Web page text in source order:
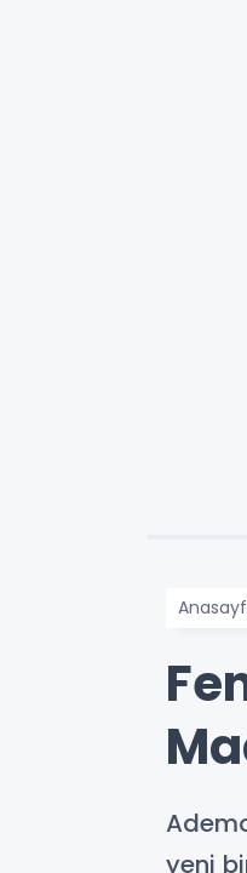
yeni